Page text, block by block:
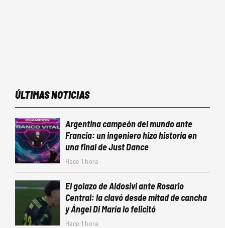
ÚLTIMAS NOTICIAS
Argentina campeón del mundo ante
Francia: un ingeniero hizo historia en
una final de Just Dance
Hace 1 hora
El golazo de Aldosivi ante Rosario
Central: la clavó desde mitad de cancha
y Ángel Di María lo felicitó
Hace 1 hora